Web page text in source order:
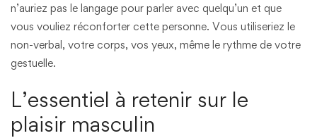
n’auriez pas le langage pour parler avec quelqu’un et que
vous vouliez réconforter cette personne. Vous utiliseriez le
non-verbal, votre corps, vos yeux, même le rythme de votre
gestuelle.
L’essentiel à retenir sur le
plaisir masculin